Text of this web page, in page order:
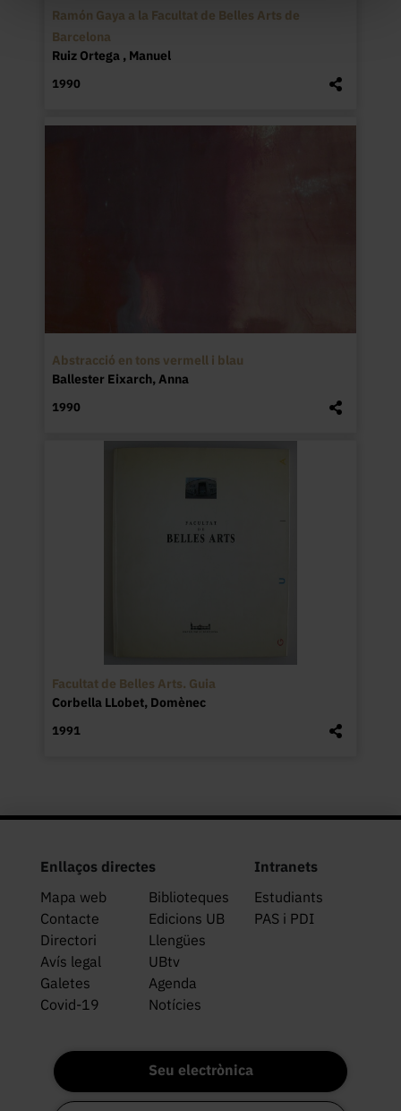
Ramón Gaya a la Facultat de Belles Arts de
Barcelona
Ruiz Ortega , Manuel
1990
Abstracció en tons vermell i blau
Ballester Eixarch, Anna
1990
Facultat de Belles Arts. Guia
Corbella LLobet, Domènec
1991
Enllaços directes
Mapa web
Biblioteques
Contacte
Edicions UB
Directori
Llengües
Avís legal
UBtv
Galetes
Agenda
Covid-19
Notícies
Intranets
Estudiants
PAS i PDI
Seu electrònica